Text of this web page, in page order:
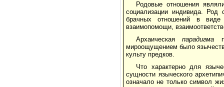
Родовые отношения
социализации индивида. Род
брачных отношений в виде
взаимопомощи,
Архаическаяпарадигма
мироощущением было
культу предков.
Что характерно для
сущности языческого
означало не только символ